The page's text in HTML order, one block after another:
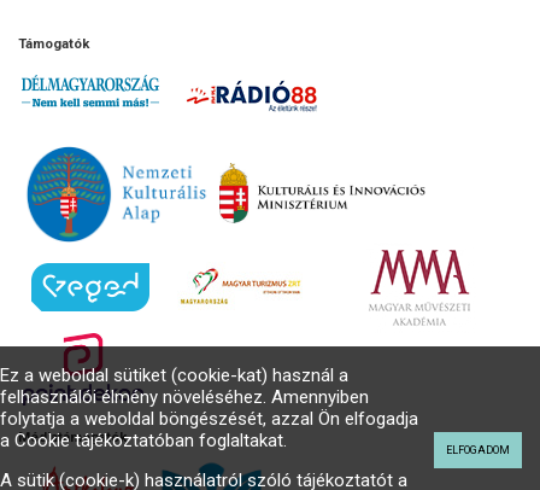
Támogatók
Médiatámogatók
Ez a weboldal sütiket (cookie-kat) használ a
felhasználói élmény növeléséhez. Amennyiben
folytatja a weboldal böngészését, azzal Ön elfogadja
a Cookie tájékoztatóban foglaltakat.
A sütik (cookie-k) használatról szóló tájékoztatót a
ELFOGADOM